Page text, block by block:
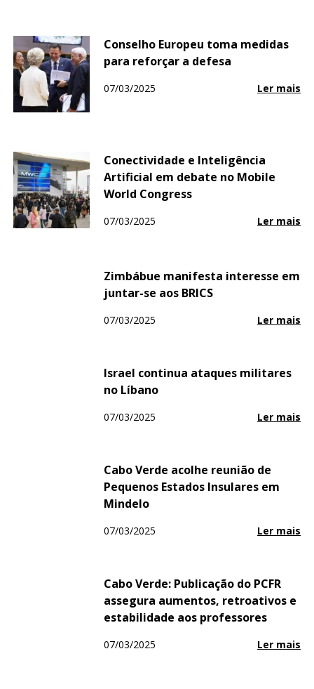
Conselho Europeu toma medidas
para reforçar a defesa
07/03/2025 Ler mais
Conectividade e Inteligência
Artificial em debate no Mobile
World Congress
07/03/2025 Ler mais
Zimbábue manifesta interesse em
juntar-se aos BRICS
07/03/2025 Ler mais
Israel continua ataques militares
no Líbano
07/03/2025 Ler mais
Cabo Verde acolhe reunião de
Pequenos Estados Insulares em
Mindelo
07/03/2025 Ler mais
Cabo Verde: Publicação do PCFR
assegura aumentos, retroativos e
estabilidade aos professores
07/03/2025 Ler mais